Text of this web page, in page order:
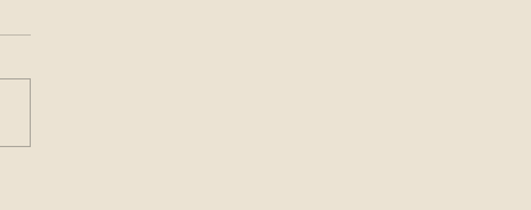
liegt, ist diese